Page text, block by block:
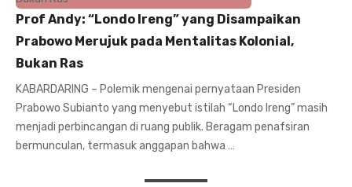
Prof Andy: “Londo Ireng” yang Disampaikan
Prabowo Merujuk pada Mentalitas Kolonial,
Bukan Ras
KABARDARING – Polemik mengenai pernyataan Presiden
Prabowo Subianto yang menyebut istilah “Londo Ireng” masih
menjadi perbincangan di ruang publik. Beragam penafsiran
bermunculan, termasuk anggapan bahwa …